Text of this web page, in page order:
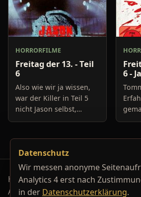
HORRORFILME
Freitag der 13. - Teil
6
Also wie wir ja wissen,
war der Killer in Teil 5
nicht Jason selbst,
sondern nur ein
Krankenwagenfahrer,
der Jason kopiert hat, da
sein Sohn umgebr
6 -
mit
Horrorfilm-Reviews, Serienkiller-
Archiv.
Datenschutz
Wir messen anonyme
Analytics 4 erst nach
in der Datenschutzerklärung.